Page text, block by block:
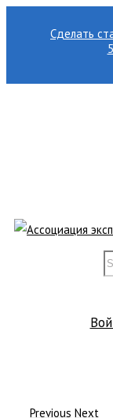
Сделать
Previous Next